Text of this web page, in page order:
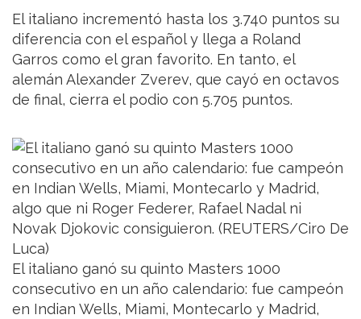
El italiano incrementó hasta los 3.740 puntos su
diferencia con el español y llega a Roland
Garros como el gran favorito. En tanto, el
alemán Alexander Zverev, que cayó en octavos
de final, cierra el podio con 5.705 puntos.
El italiano ganó su quinto Masters 1000
consecutivo en un año calendario: fue campeón
en Indian Wells, Miami, Montecarlo y Madrid,